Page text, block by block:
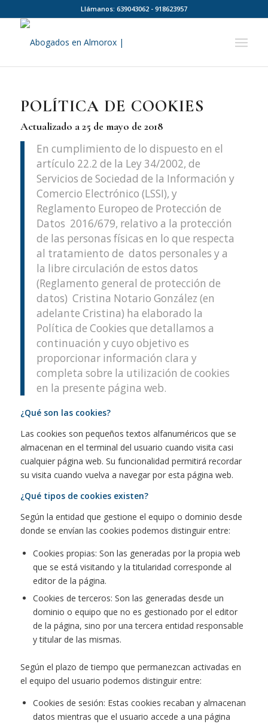
Llámanos: 639043062 - 918623957
POLÍTICA DE COOKIES
Actualizado a 25 de mayo de 2018
En cumplimiento de lo dispuesto en el
artículo 22.2 de la Ley 34/2002, de
Servicios de Sociedad de la Información y
Comercio Electrónico (LSSI), y
Reglamento Europeo de Protección de
Datos 2016/679, relativo a la protección
de las personas físicas en lo que respecta
al tratamiento de datos personales y a
la libre circulación de estos datos
(Reglamento general de protección de
datos) Cristina Notario González (en
adelante Cristina) ha elaborado la
Política de Cookies que detallamos a
continuación y cuyo objetivo es
proporcionar información clara y
completa sobre la utilización de cookies
en la presente página web.
¿Qué son las cookies?
Las cookies son pequeños textos alfanuméricos que se
almacenan en el terminal del usuario cuando visita casi
cualquier página web. Su funcionalidad permitirá recordar
su visita cuando vuelva a navegar por esta página web.
¿Qué tipos de cookies existen?
Según la entidad que gestione el equipo o dominio desde
donde se envían las cookies podemos distinguir entre:
Cookies propias: Son las generadas por la propia web
que se está visitando y la titularidad corresponde al
editor de la página.
Cookies de terceros: Son las generadas desde un
dominio o equipo que no es gestionado por el editor
de la página, sino por una tercera entidad responsable
y titular de las mismas.
Según el plazo de tiempo que permanezcan activadas en
el equipo del usuario podemos distinguir entre:
Cookies de sesión: Estas cookies recaban y almacenan
datos mientras que el usuario accede a una página